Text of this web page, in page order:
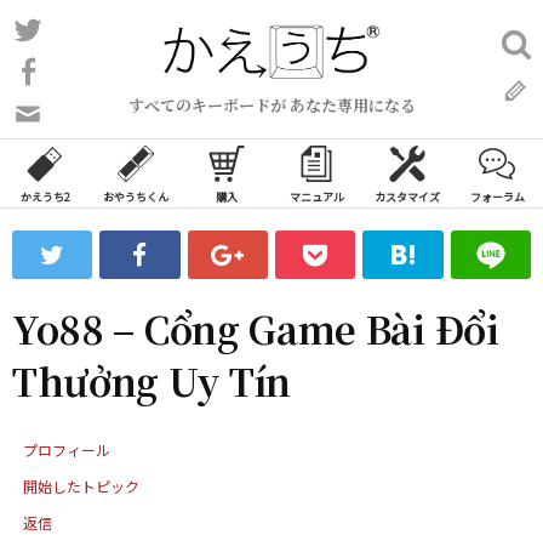
コ
ン
ン
ツ
ス
ッ
プ
すべてのキーボードが あなた専用になる
い
合
わ
フ
ォ
ム
検
索:
かえうち2 おやうちくん 購入 マニュアル カスタマイズ フォーラム
Yo88 – Cổng Game Bài Đổi
Thưởng Uy Tín
プロフィール
開始したトピック
返信